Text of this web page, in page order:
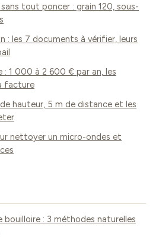
tout poncer : grain 120, sous-
: les 7 documents à vérifier, leurs
: 1 000 à 2 600 € par an, les
facture
hauteur, 5 m de distance et les
nettoyer un micro-ondes et
: 3 méthodes naturelles